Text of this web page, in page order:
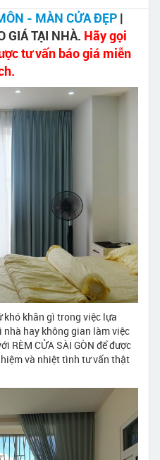
- MÀN CỬA ĐẸP |
GIÁ TẠI NHÀ. Hãy gọi
tư vấn báo giá miễn
khó khăn gì trong việc lựa
hay không gian làm việc
RÈM CỬA SÀI GÒN để được
và nhiệt tình tư vấn thật